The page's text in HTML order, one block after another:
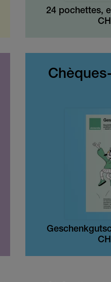
24 pochettes,